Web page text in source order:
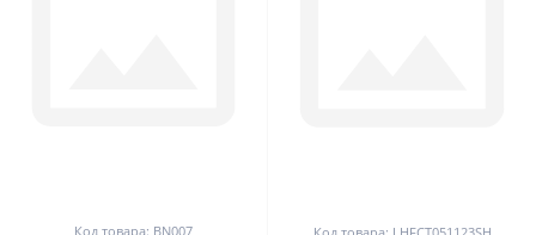
Код товара: BN007